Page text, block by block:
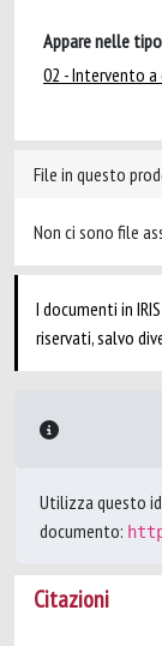
Appare nelle
02 - Intervento a
File in questo
Non ci sono file
I documenti in
riservati, salvo
Utilizza questo
documento:
Citazioni